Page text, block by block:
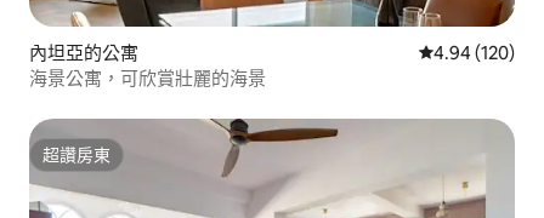
內坦亞的公寓 從 120 則評價
4.94 (120)
海景公寓，可欣賞壯麗的海景
超讚房東
超讚房東